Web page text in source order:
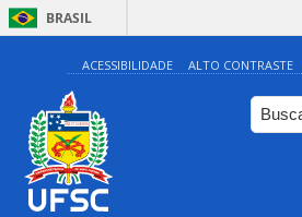
BRASIL
ACESSIBILIDADE ALTO CONTRASTE